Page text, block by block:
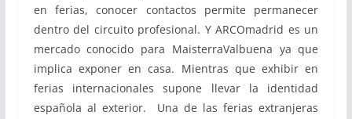
en ferias, conocer contactos permite permanecer
dentro del circuito profesional. Y ARCOmadrid es un
mercado conocido para MaisterraValbuena ya que
implica exponer en casa. Mientras que exhibir en
ferias internacionales supone llevar la identidad
española al exterior. Una de las ferias extranjeras